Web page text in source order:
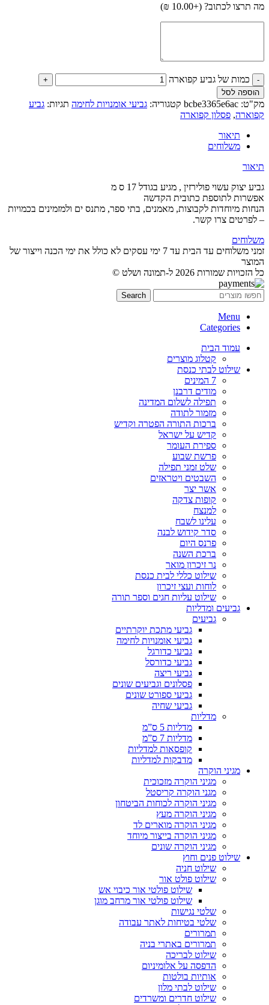
מה תרצו לכתוב? (+10.00
₪
)
כמות של גביע קפוארה
הוספה לסל
מק"ט: bcbe3365e6ac קטגוריה: גביעי אומנויות לחימה תגיות: גביע
קפוארה, פסלון קפוארה
תיאור
משלוחים
תיאור
גביע יצוק עשוי פולירזין , מגיע בגודל 17 ס מ
אפשרות לתוספת כתובית הקדשה
הנחות מיוחדות לקבוצות, מאמנים, בתי ספר, מתנס ים ולמזמינים בכמויות
– לפרטים צרו קשר.
משלוחים
זמני משלוחים עד הבית עד 7 ימי עסקים לא כולל את ימי הכנה וייצור של
המוצר
כל הזכויות שמורות 2026 ל-תמונה ושלט ©
Search
Menu
Categories
עמוד הבית
קטלוג מוצרים
שילוט לבתי כנסת
7 המינים
מודים דרבנן
תפילה לשלום המדינה
מזמור לתודה
ברכות התורה הפטרה וקדיש
קדיש על ישראל
ספירת העומר
פרשת שבוע
שלט זמני תפילה
השבטים ויטראזים
אשר יצר
קופות צדקה
למנצח
עלינו לשבח
סדר קידוש לבנה
פרנס היום
ברכת השנה
נר זיכרון מואר
שילוט כללי לבית כנסת
לוחות ועצי זיכרון
שילוט עליות חגים וספר תורה
גביעים ומדליות
גביעים
גביעי מתכת יוקרתיים
גביעי אומנויות לחימה
גביעי כדורגל
גביעי כדורסל
גביעי ריצה
פסלונים וגביעים שונים
גביעי ספורט שונים
גביעי שחיה
מדליות
מדליות 5 ס”מ
מדליות 7 ס”מ
קופסאות למדליות
מדבקות למדליות
מגיני הוקרה
מגיני הוקרה מזכוכית
מגני הוקרה קריסטל
מגיני הוקרה לכוחות הביטחון
מגיני הוקרה מעץ
מגיני הוקרה מוארים לד
מגיני הוקרה בייצור מיוחד
מגיני הוקרה שונים
שילוט פנים וחוץ
שילוט חניה
שילוט פולט אור
שילוט פולטי אור כיבוי אש
שילוט פולטי אור מרחב מוגן
שלטי נגישות
שלטי בטיחות לאתר עבודה
תמרורים
תמרורים באתרי בניה
שילוט לבריכה
הדפסה על אלומיניום
אותיות בולטות
שילוט לבתי מלון
שילוט חדרים ומשרדים